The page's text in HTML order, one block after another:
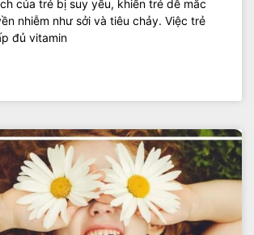
của trẻ bị suy yếu, khiến trẻ dễ mắc
nhiễm như sởi và tiêu chảy. Việc trẻ
đủ vitamin